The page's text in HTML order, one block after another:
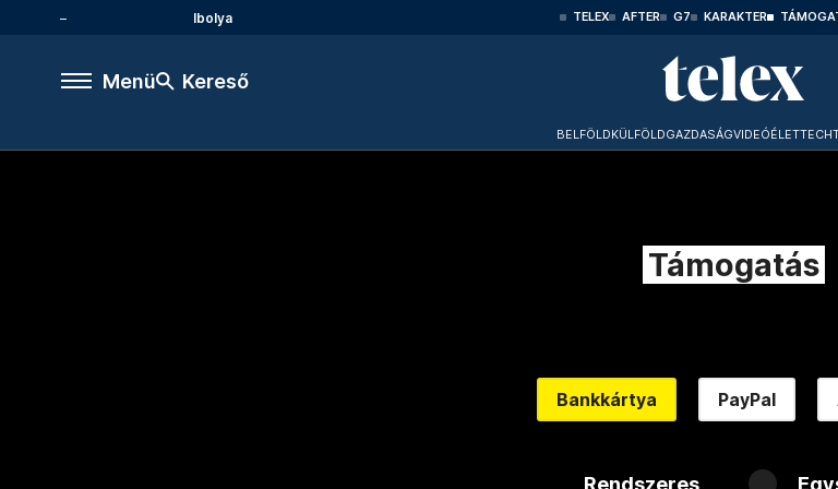
Ibolya TELEX AFTER G7 KARAKTER
Menü Kereső
BELFÖLDKÜLFÖLDGAZDASÁGVIDEÓÉLET
Támogatás
Bankkártya PayPal
Rendszeres